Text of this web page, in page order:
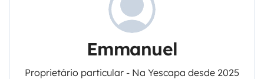
Emmanuel
Proprietário particular - Na Yescapa desde 2025